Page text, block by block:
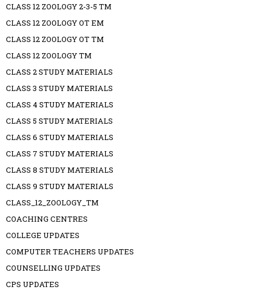
CLASS 12 ZOOLOGY 2-3-5 TM
CLASS 12 ZOOLOGY OT EM
CLASS 12 ZOOLOGY OT TM
CLASS 12 ZOOLOGY TM
CLASS 2 STUDY MATERIALS
CLASS 3 STUDY MATERIALS
CLASS 4 STUDY MATERIALS
CLASS 5 STUDY MATERIALS
CLASS 6 STUDY MATERIALS
CLASS 7 STUDY MATERIALS
CLASS 8 STUDY MATERIALS
CLASS 9 STUDY MATERIALS
CLASS_12_ZOOLOGY_TM
COACHING CENTRES
COLLEGE UPDATES
COMPUTER TEACHERS UPDATES
COUNSELLING UPDATES
CPS UPDATES